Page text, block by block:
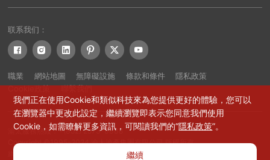
联系我们：
     
職業 網站地圖 無障礙設施 條款和條件
隱私政策
Cookie政策
聯繫我們
渝太服務熱綫：+(852) 2573-8888
Copyright ©1995-2024 渝太地產集團有限公司 版權所有
我們正在使用Cookie和類似科技來為您提供更好的體驗，您可以
在瀏覽器中更改此設定，繼續瀏覽即表示您同意我們使用
Cookie，如需瞭解更多資訊，可閱讀我們的“隱私政策”。
繼續